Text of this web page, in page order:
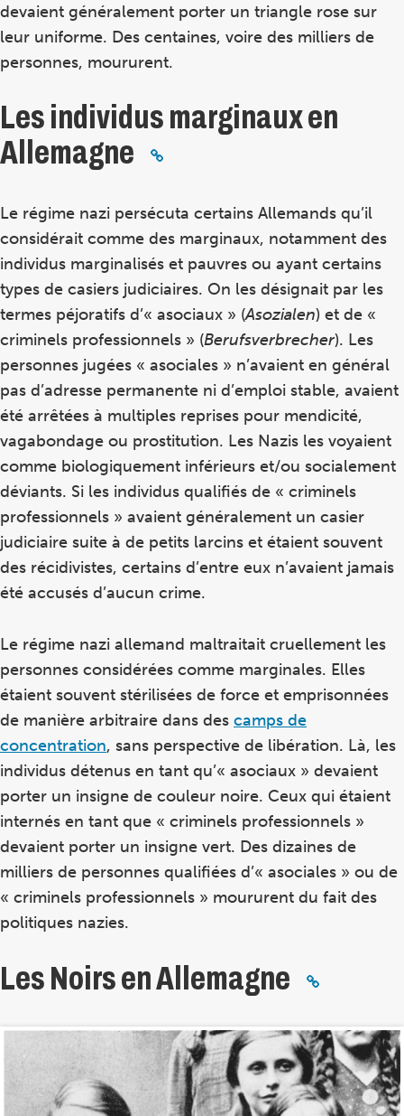
devaient généralement porter un triangle rose sur
leur uniforme. Des centaines, voire des milliers de
personnes, moururent.
Les individus marginaux en
Allemagne
Le régime nazi persécuta certains Allemands qu’il
considérait comme des marginaux, notamment des
individus marginalisés et pauvres ou ayant certains
types de casiers judiciaires. On les désignait par les
termes péjoratifs d’« asociaux » (Asozialen) et de «
criminels professionnels » (Berufsverbrecher). Les
personnes jugées « asociales » n’avaient en général
pas d’adresse permanente ni d’emploi stable, avaient
été arrêtées à multiples reprises pour mendicité,
vagabondage ou prostitution. Les Nazis les voyaient
comme biologiquement inférieurs et/ou socialement
déviants. Si les individus qualifiés de « criminels
professionnels » avaient généralement un casier
judiciaire suite à de petits larcins et étaient souvent
des récidivistes, certains d’entre eux n’avaient jamais
été accusés d’aucun crime.
Le régime nazi allemand maltraitait cruellement les
personnes considérées comme marginales. Elles
étaient souvent stérilisées de force et emprisonnées
de manière arbitraire dans des camps de
concentration, sans perspective de libération. Là, les
individus détenus en tant qu’« asociaux » devaient
porter un insigne de couleur noire. Ceux qui étaient
internés en tant que « criminels professionnels »
devaient porter un insigne vert. Des dizaines de
milliers de personnes qualifiées d’« asociales » ou de
« criminels professionnels » moururent du fait des
politiques nazies.
Les Noirs en Allemagne